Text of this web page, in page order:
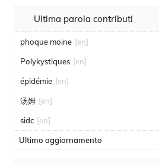
Ultima parola contributi
phoque moine [en]
Polykystiques [en]
épidémie [en]
汤姆 [en]
sidc [en]
Ultimo aggiornamento